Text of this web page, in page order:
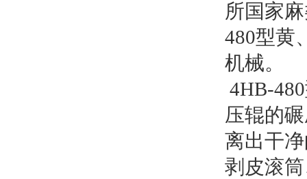
所国家
480型黄
机械。
4HB-
压辊的
离出干
剥皮滚